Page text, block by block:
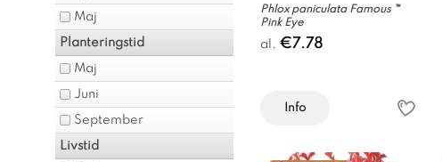
Maj
Planteringstid
Maj
Juni
September
Livstid
Phlox paniculata Famous ™
Pink Eye
al. €7.78
Info